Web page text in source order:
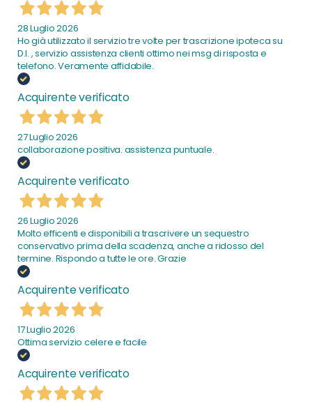
28 Luglio 2026
Ho già utilizzato il servizio tre volte per trascrizione ipoteca su
D.I. , servizio assistenza clienti ottimo nei msg di risposta e
telefono. Veramente affidabile.
Acquirente verificato
27 Luglio 2026
collaborazione positiva. assistenza puntuale.
Acquirente verificato
26 Luglio 2026
Molto efficenti e disponibili a trascrivere un sequestro
conservativo prima della scadenza, anche a ridosso del
termine. Rispondo a tutte le ore. Grazie
Acquirente verificato
17 Luglio 2026
Ottima servizio celere e facile
Acquirente verificato